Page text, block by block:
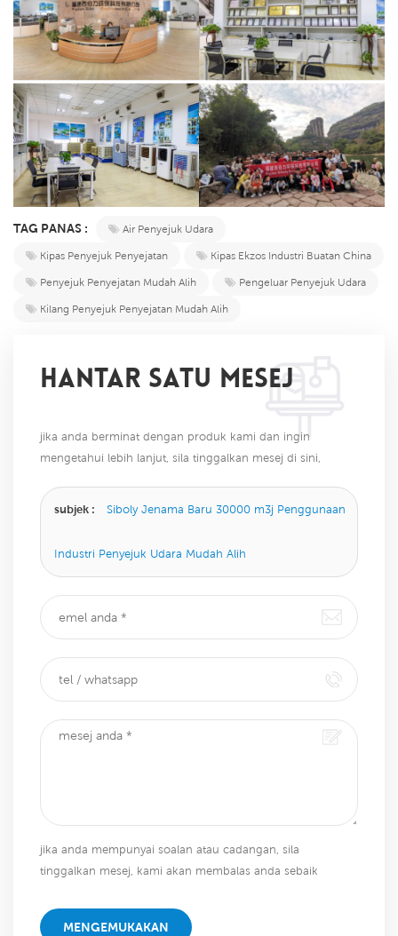
TAG PANAS :
Air Penyejuk Udara
Kipas Penyejuk Penyejatan
Kipas Ekzos Industri Buatan China
Penyejuk Penyejatan Mudah Alih
Pengeluar Penyejuk Udara
Kilang Penyejuk Penyejatan Mudah Alih
HANTAR SATU MESEJ
jika anda berminat dengan produk kami dan ingin
mengetahui lebih lanjut, sila tinggalkan mesej di sini,
subjek : Siboly Jenama Baru 30000 m3j Penggunaan
Industri Penyejuk Udara Mudah Alih
jika anda mempunyai soalan atau cadangan, sila
tinggalkan mesej, kami akan membalas anda sebaik
MENGEMUKAKAN